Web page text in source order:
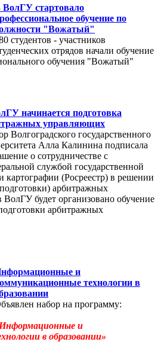
ВолГУ стартовало
обучение по
"Вожатый"
студентов - участников
отрядов начали обучение
обучения "Вожатый"
начинается подготовка
управляющих
Волгоградского государственного
Алла Калинина подписала
о сотрудничестве с
службой государственной
картографии (Росреестр) в решении
арбитражных
будет организовано обучение
арбитражных
и
технологии в
набор на программу:
и
в образовании»